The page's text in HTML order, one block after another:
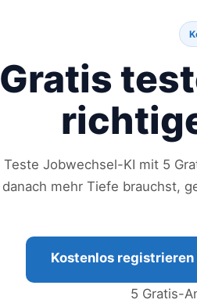
Gratis
Teste Jobwechsel-KI mit 5
danach mehr Tiefe brauchst,
Kostenlos
5 Gratis-